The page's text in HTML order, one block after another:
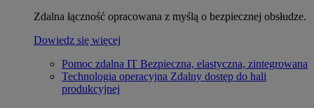
Zdalna łączność opracowana z myślą o bezpiecznej obsłudze.
Dowiedz się więcej
Pomoc zdalna IT Bezpieczna, elastyczna, zintegrowana
Technologia operacyjna Zdalny dostęp do hali
produkcyjnej